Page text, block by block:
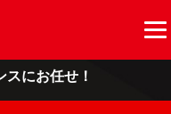
にお任せ！